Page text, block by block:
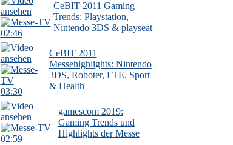
02:46
CeBIT 2011 Gaming
Trends: Playstation,
Nintendo 3DS & playseat
03:30
CeBIT 2011
Messehighlights: Nintendo
3DS, Roboter, LTE, Sport
& Health
02:59
gamescom 2019:
Gaming Trends und
Highlights der Messe